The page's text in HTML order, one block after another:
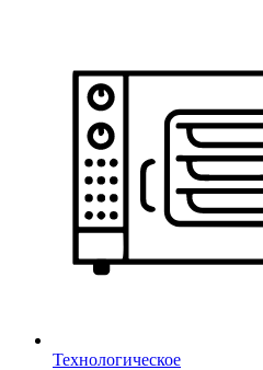
Технологическое